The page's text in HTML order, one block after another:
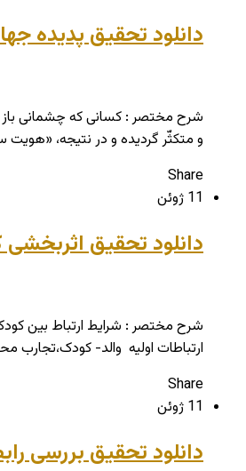
دانلود تحقیق پدیده
شرح مختصر : کسانی که چشمانی باز
و متکثّر گردیده و در نتیجه،
Share
11 ژوئن
دانلود تحقیق
ارتباطات اولیه والد- کودک،تجارب
Share
11 ژوئن
دانلود تحقیق بررسی